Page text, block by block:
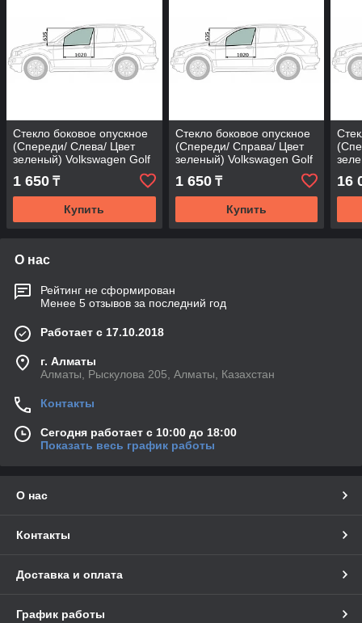
Стекло боковое опускное
(Спереди/ Слева/ Цвет
зеленый) Volkswagen Golf
87-91 / Jetta 84-91
1 650 ₸
Купить
Стекло боковое опускное
(Спереди/ Справа/ Цвет
зеленый) Volkswagen Golf
87-91 / Jetta 84-91
1 650₸
Купить
16
О нас
Рейтинг не сформирован
Менее 5 отзывов за последний год
Работает с 17.10.2018
г. Алматы
Алматы, Рыскулова 205, Алматы, Казахстан
Контакты
Сегодня работает с 10:00 до 18:00
Показать весь график работы
О нас
Контакты
Доставка и оплата
График работы